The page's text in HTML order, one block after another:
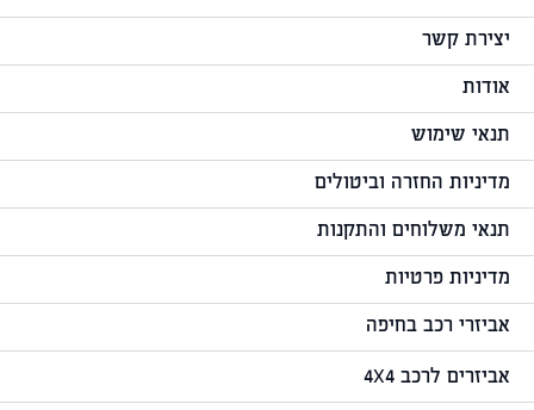
יצירת קשר
אודות
תנאי שימוש
מדיניות החזרה וביטולים
תנאי משלוחים והתקנות
מדיניות פרטיות
אביזרי רכב בחיפה
אביזרים לרכב 4X4